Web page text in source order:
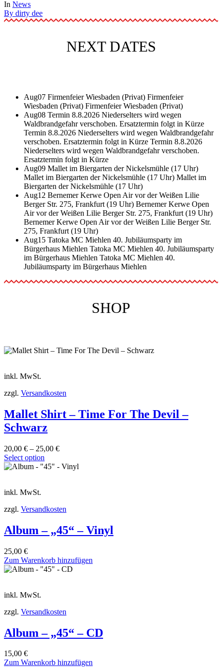
In News
By dirty dee
NEXT DATES
Aug07 Firmenfeier Wiesbaden (Privat) Firmenfeier
Wiesbaden (Privat) Firmenfeier Wiesbaden (Privat)
Aug08 Termin 8.8.2026 Niederselters wird wegen
Waldbrandgefahr verschoben. Ersatztermin folgt in Kürze
Termin 8.8.2026 Niederselters wird wegen Waldbrandgefahr
verschoben. Ersatztermin folgt in Kürze Termin 8.8.2026
Niederselters wird wegen Waldbrandgefahr verschoben.
Ersatztermin folgt in Kürze
Aug09 Mallet im Biergarten der Nickelsmühle (17 Uhr)
Mallet im Biergarten der Nickelsmühle (17 Uhr) Mallet im
Biergarten der Nickelsmühle (17 Uhr)
Aug12 Bernemer Kerwe Open Air vor der Weißen Lilie
Berger Str. 275, Frankfurt (19 Uhr) Bernemer Kerwe Open
Air vor der Weißen Lilie Berger Str. 275, Frankfurt (19 Uhr)
Bernemer Kerwe Open Air vor der Weißen Lilie Berger Str.
275, Frankfurt (19 Uhr)
Aug15 Tatoka MC Miehlen 40. Jubiläumsparty im
Bürgerhaus Miehlen Tatoka MC Miehlen 40. Jubiläumsparty
im Bürgerhaus Miehlen Tatoka MC Miehlen 40.
Jubiläumsparty im Bürgerhaus Miehlen
SHOP
inkl. MwSt.
zzgl. Versandkosten
Mallet Shirt – Time For The Devil –
Schwarz
20,00 € – 25,00 €
Select option
inkl. MwSt.
zzgl. Versandkosten
Album – „45“ – Vinyl
25,00 €
Zum Warenkorb hinzufügen
inkl. MwSt.
zzgl. Versandkosten
Album – „45“ – CD
15,00 €
Zum Warenkorb hinzufügen